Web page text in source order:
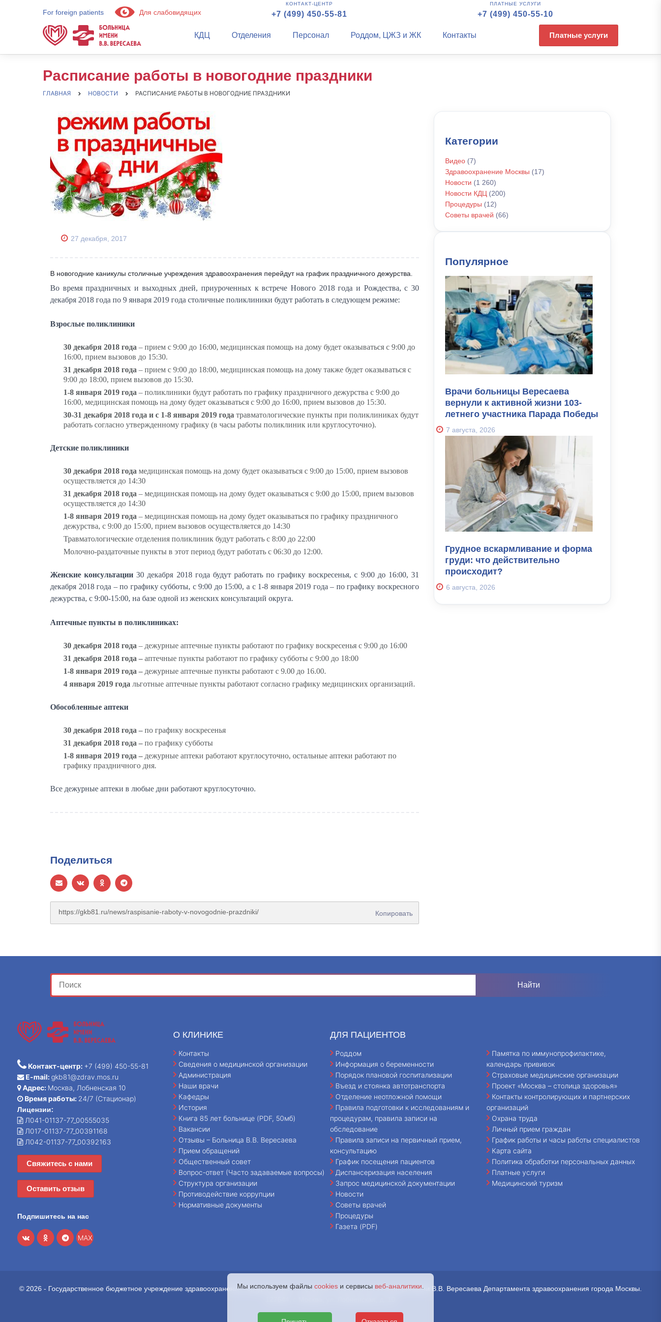
For foreign patients Для слабовидящих
КОНТАКТ-ЦЕНТР
+7 (499) 450-55-81
ПЛАТНЫЕ УСЛУГИ
+7 (499) 450-55-10
КДЦ Отделения Персонал Роддом, ЦЖЗ и ЖК Контакты Платные услуги
Расписание работы в новогодние праздники
ГЛАВНАЯ НОВОСТИ РАСПИСАНИЕ РАБОТЫ В НОВОГОДНИЕ ПРАЗДНИКИ
27 декабря, 2017
В новогодние каникулы столичные учреждения здравоохранения перейдут на график праздничного дежурства.
Во время праздничных и выходных дней, приуроченных к встрече Нового 2018 года и Рождества, с 30
декабря 2018 года по 9 января 2019 года столичные поликлиники будут работать в следующем режиме:
Взрослые поликлиники
30 декабря 2018 года – прием с 9:00 до 16:00, медицинская помощь на дому будет оказываться с 9:00 до
16:00, прием вызовов до 15:30.
31 декабря 2018 года – прием с 9:00 до 18:00, медицинская помощь на дому также будет оказываться с
9:00 до 18:00, прием вызовов до 15:30.
1-8 января 2019 года – поликлиники будут работать по графику праздничного дежурства с 9:00 до
16:00, медицинская помощь на дому будет оказываться с 9:00 до 16:00, прием вызовов до 15:30.
30-31 декабря 2018 года и с 1-8 января 2019 года травматологические пункты при поликлиниках будут
работать согласно утвержденному графику (в часы работы поликлиник или круглосуточно).
Детские поликлиники
30 декабря 2018 года медицинская помощь на дому будет оказываться с 9:00 до 15:00, прием вызовов
осуществляется до 14:30
31 декабря 2018 года – медицинская помощь на дому будет оказываться с 9:00 до 15:00, прием вызовов
осуществляется до 14:30
1-8 января 2019 года – медицинская помощь на дому будет оказываться по графику праздничного
дежурства, с 9:00 до 15:00, прием вызовов осуществляется до 14:30
Травматологические отделения поликлиник будут работать с 8:00 до 22:00
Молочно-раздаточные пункты в этот период будут работать с 06:30 до 12:00.
Женские консультации 30 декабря 2018 года будут работать по графику воскресенья, с 9:00 до 16:00, 31
декабря 2018 года – по графику субботы, с 9:00 до 15:00, а с 1-8 января 2019 года – по графику воскресного
дежурства, с 9:00-15:00, на базе одной из женских консультаций округа.
Аптечные пункты в поликлиниках:
30 декабря 2018 года – дежурные аптечные пункты работают по графику воскресенья с 9:00 до 16:00
31 декабря 2018 года – аптечные пункты работают по графику субботы с 9:00 до 18:00
1-8 января 2019 года – дежурные аптечные пункты работают с 9.00 до 16.00.
4 января 2019 года льготные аптечные пункты работают согласно графику медицинских организаций.
Обособленные аптеки
30 декабря 2018 года – по графику воскресенья
31 декабря 2018 года – по графику субботы
1-8 января 2019 года – дежурные аптеки работают круглосуточно, остальные аптеки работают по
графику праздничного дня.
Все дежурные аптеки в любые дни работают круглосуточно.
Поделиться
Копировать
Категории
Видео (7)
Здравоохранение Москвы (17)
Новости (1 260)
Новости КДЦ (200)
Процедуры (12)
Советы врачей (66)
Популярное
Врачи больницы Вересаева
вернули к активной жизни 103-
летнего участника Парада Победы
7 августа, 2026
Грудное вскармливание и форма
груди: что действительно
происходит?
6 августа, 2026
Контакт-центр: +7 (499) 450-55-81
E-mail:gkb81@zdrav.mos.ru
Адрес: Москва, Лобненская 10
Время работы: 24/7 (Стационар)
Лицензии:
Л041-01137-77_00555035
Л017-01137-77_00391168
Л042-01137-77_00392163
Свяжитесь с нами
Оставить отзыв
Подпишитесь на нас
MAX
О КЛИНИКЕ
Контакты
Сведения о медицинской организации
Администрация
Наши врачи
Кафедры
История
Книга 85 лет больнице (PDF, 50мб)
Вакансии
Отзывы – Больница В.В. Вересаева
Прием обращений
Общественный совет
Вопрос-ответ (Часто задаваемые вопросы)
Структура организации
Противодействие коррупции
Нормативные документы
ДЛЯ ПАЦИЕНТОВ
Роддом
Информация о беременности
Порядок плановой госпитализации
Въезд и стоянка автотранспорта
Отделение неотложной помощи
Правила подготовки к исследованиям и
процедурам, правила записи на
обследование
Правила записи на первичный прием,
консультацию
График посещения пациентов
Диспансеризация населения
Запрос медицинской документации
Новости
Советы врачей
Процедуры
Газета (PDF)
Памятка по иммунопрофилактике,
календарь прививок
Страховые медицинские организации
Проект «Москва – столица здоровья»
Контакты контролирующих и партнерских
организаций
Охрана труда
Личный прием граждан
График работы и часы работы специалистов
Карта сайта
Политика обработки персональных данных
Платные услуги
Медицинский туризм
© 2026 - Государственное бюджетное учреждение здравоохранения города Москвы «Городская клиническая больница имени В.В. Вересаева Департамента здравоохранения города Москвы.
Мы используем файлы cookies и сервисы веб-аналитики